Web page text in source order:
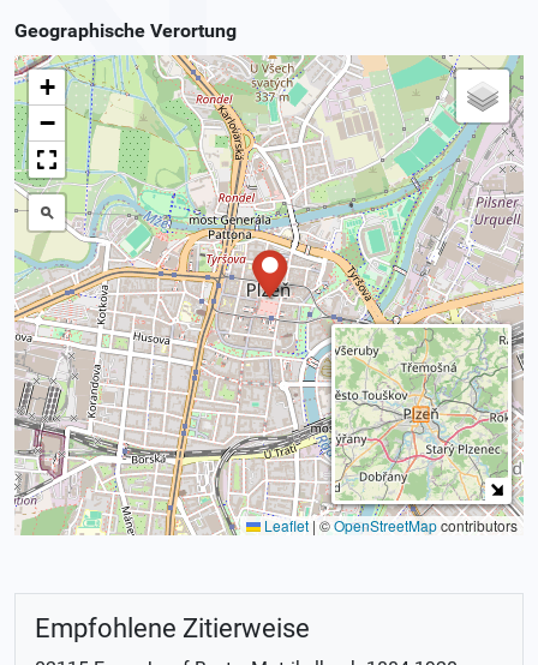
Geographische Verortung
+
−
Leaflet | ©OpenStreetMapcontributors
Empfohlene Zitierweise